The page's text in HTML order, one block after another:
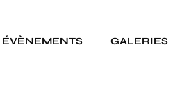
ÉVÈNEMENTS GALERIES